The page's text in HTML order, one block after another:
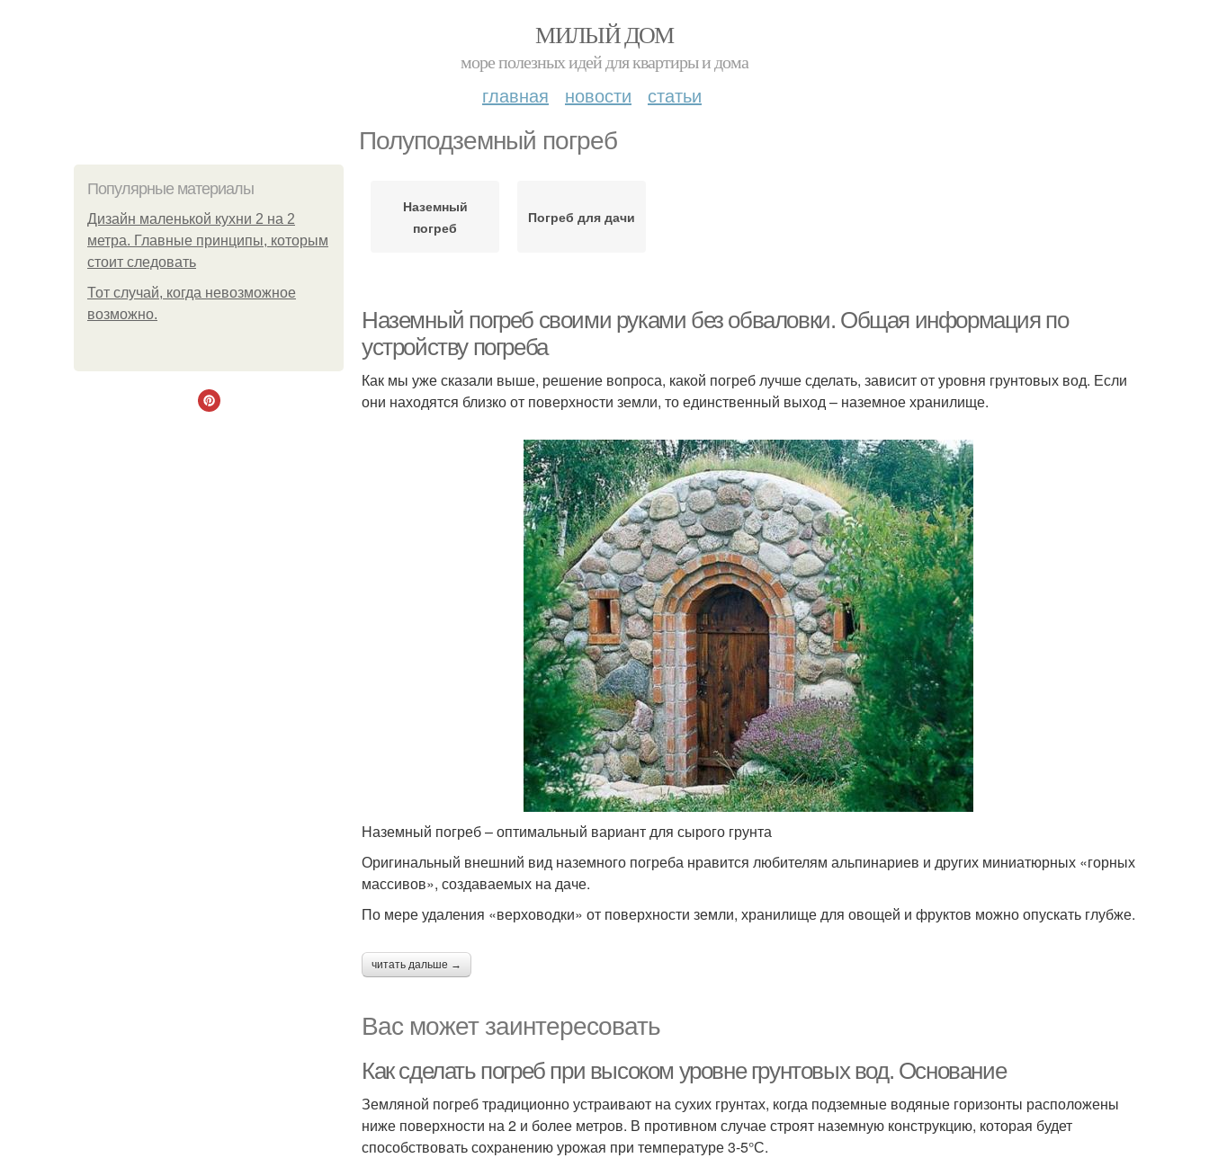
МИЛЫЙ ДОМ
море полезных идей для квартиры и дома
главная новости статьи
Полуподземный погреб
Популярные материалы
Дизайн маленькой кухни 2 на 2
метра. Главные принципы, которым
стоит следовать
Тот случай, когда невозможное
возможно.
Наземный
погреб
Погреб для дачи
Наземный погреб своими руками без обваловки. Общая информация по
устройству погреба
Как мы уже сказали выше, решение вопроса, какой погреб лучше сделать, зависит от уровня грунтовых вод. Если
они находятся близко от поверхности земли, то единственный выход – наземное хранилище.
Наземный погреб – оптимальный вариант для сырого грунта
Оригинальный внешний вид наземного погреба нравится любителям альпинариев и других миниатюрных «горных
массивов», создаваемых на даче.
По мере удаления «верховодки» от поверхности земли, хранилище для овощей и фруктов можно опускать глубже.
читать дальше →
Вас может заинтересовать
Как сделать погреб при высоком уровне грунтовых вод. Основание
Земляной погреб традиционно устраивают на сухих грунтах, когда подземные водяные горизонты расположены
ниже поверхности на 2 и более метров. В противном случае строят наземную конструкцию, которая будет
способствовать сохранению урожая при температуре 3-5°С.